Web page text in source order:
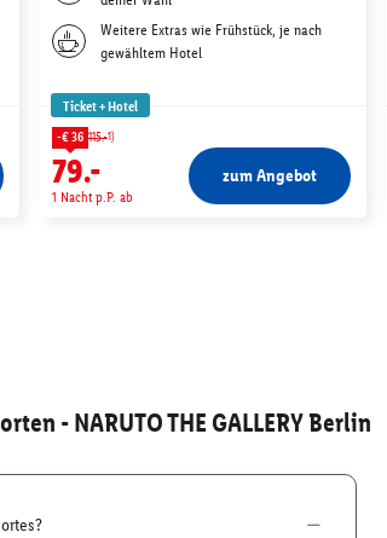
Weitere Extras wie Frühstück, je nach
gewähltem Hotel
Ticket + Hotel
-€ 36 115.-1)
79.-
1 Nacht p.P. ab
zum Angebot
- NARUTO THE GALLERY Berlin